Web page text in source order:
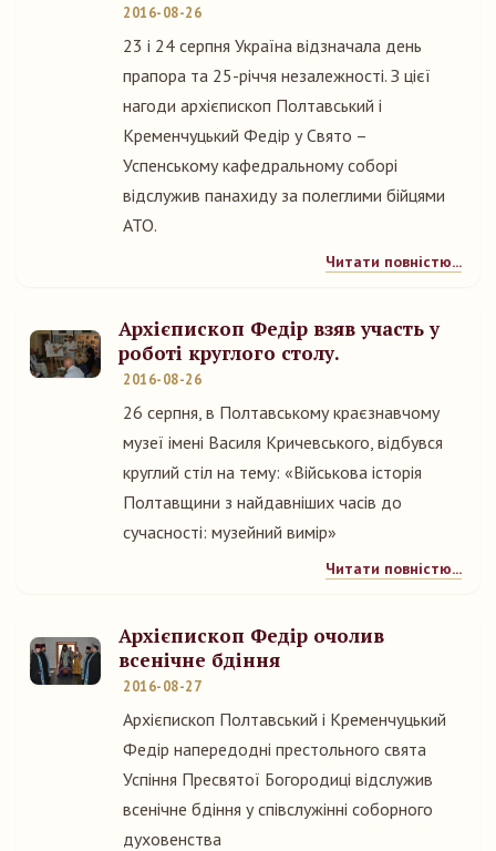
2016-08-26
23 і 24 серпня Україна відзначала день
прапора та 25-річчя незалежності. З цієї
нагоди архієпископ Полтавський і
Кременчуцький Федір у Свято –
Успенському кафедральному соборі
відслужив панахиду за полеглими бійцями
АТО.
Читати повністю...
Архієпископ Федір взяв участь у
роботі круглого столу.
2016-08-26
26 серпня, в Полтавському краєзнавчому
музеї імені Василя Кричевського, відбувся
круглий стіл на тему: «Військова історія
Полтавщини з найдавніших часів до
сучасності: музейний вимір»
Читати повністю...
Архієпископ Федір очолив
всенічне бдіння
2016-08-27
Архієпископ Полтавський і Кременчуцький
Федір напередодні престольного свята
Успіння Пресвятої Богородиці відслужив
всенічне бдіння у співслужінні соборного
духовенства